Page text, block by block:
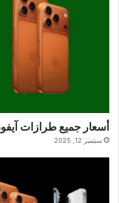
أسعار جميع طرازات آيفون 17 في
سبتمبر 12, 2025